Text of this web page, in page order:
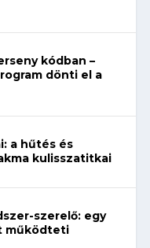
kódban –
dönti el a
a hűtés és
kulisszatitkai
szerelő: egy
működteti